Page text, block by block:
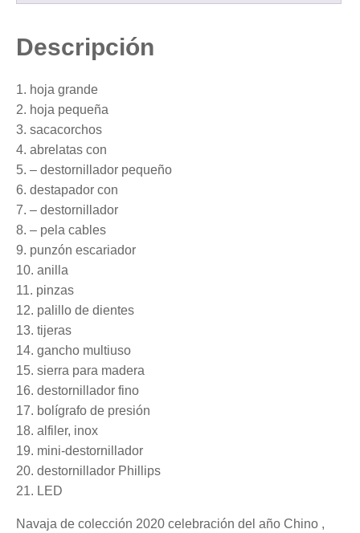
Descripción
1. hoja grande
2. hoja pequeña
3. sacacorchos
4. abrelatas con
5. – destornillador pequeño
6. destapador con
7. – destornillador
8. – pela cables
9. punzón escariador
10. anilla
11. pinzas
12. palillo de dientes
13. tijeras
14. gancho multiuso
15. sierra para madera
16. destornillador fino
17. bolígrafo de presión
18. alfiler, inox
19. mini-destornillador
20. destornillador Phillips
21. LED
Navaja de colección 2020 celebración del año Chino ,